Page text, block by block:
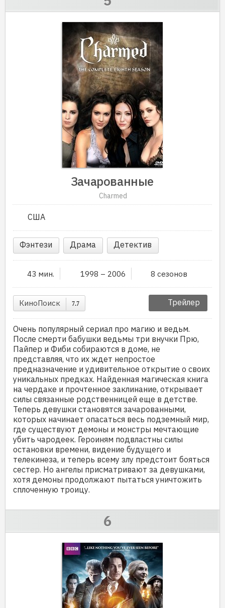
Зачарованные
Charmed
США
Фэнтези Драма Детектив
43 мин. 1998 – 2006 8 сезонов
КиноПоиск 7.7 Трейлер
Очень популярный сериал про магию и ведьм.
После смерти бабушки ведьмы три внучки Прю,
Пайпер и Фиби собираются в доме, не
представляя, что их ждет непростое
предназначение и удивительное открытие о своих
уникальных предках. Найденная магическая книга
на чердаке и прочтенное заклинание, открывает
силы связанные родственницей еще в детстве.
Теперь девушки становятся зачарованными,
которых начинает опасаться весь подземный мир,
где существуют демоны и монстры мечтающие
убить чародеек. Героиням подвластны силы
остановки времени, видение будущего и
телекинеза, и теперь всему злу предстоит бояться
сестер. Но ангелы присматривают за девушками,
хотя демоны продолжают пытаться уничтожить
сплоченную троицу.